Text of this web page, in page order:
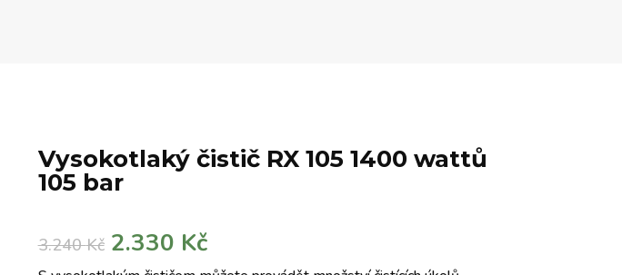
Vysokotlaký čistič RX 105 1400 wattů
105 bar
3.240Kč Původní
cena
2.330 KčAktuální
cena